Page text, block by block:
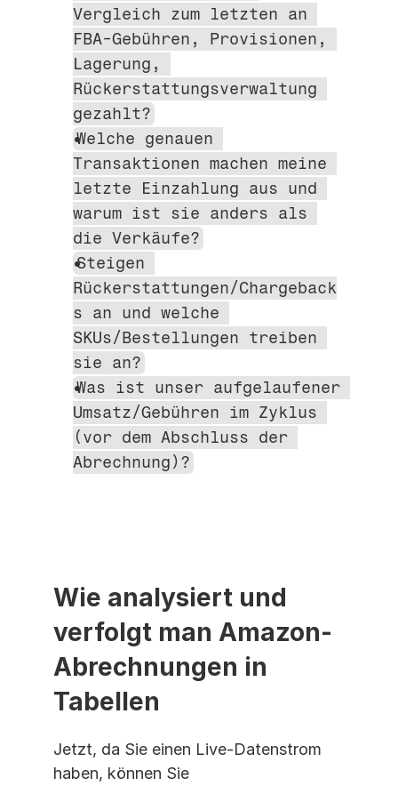
Vergleich zum letzten an
FBA-Gebühren, Provisionen,
Lagerung,
Rückerstattungsverwaltung
gezahlt?
Welche genauen
Transaktionen machen meine
letzte Einzahlung aus und
warum ist sie anders als
die Verkäufe?
Steigen
Rückerstattungen/Chargeback
s an und welche
SKUs/Bestellungen treiben
sie an?
Was ist unser aufgelaufener
Umsatz/Gebühren im Zyklus
(vor dem Abschluss der
Abrechnung)?
Wie analysiert und
verfolgt man Amazon-
Abrechnungen in
Tabellen
Jetzt, da Sie einen Live-Datenstrom
haben, können Sie